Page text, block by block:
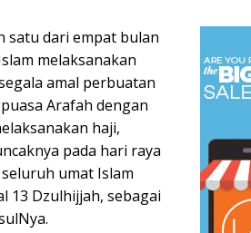
satu dari empat bulan
melaksanakan
amal perbuatan
Arafah dengan
haji,
pada hari raya
umat Islam
13 Dzulhijjah, sebagai